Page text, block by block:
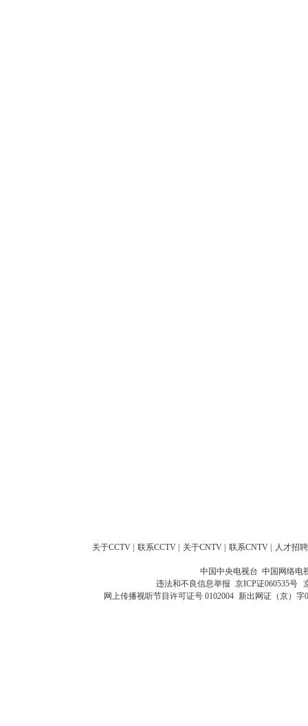
关于CCTV 联系CCTV 关于CNTV 联系CNTV 人才招聘
中国中央电视台 中国网络电
违法和不良信息举报 京ICP证060535号
网上传播视听节目许可证号 0102004 新出网证（京）